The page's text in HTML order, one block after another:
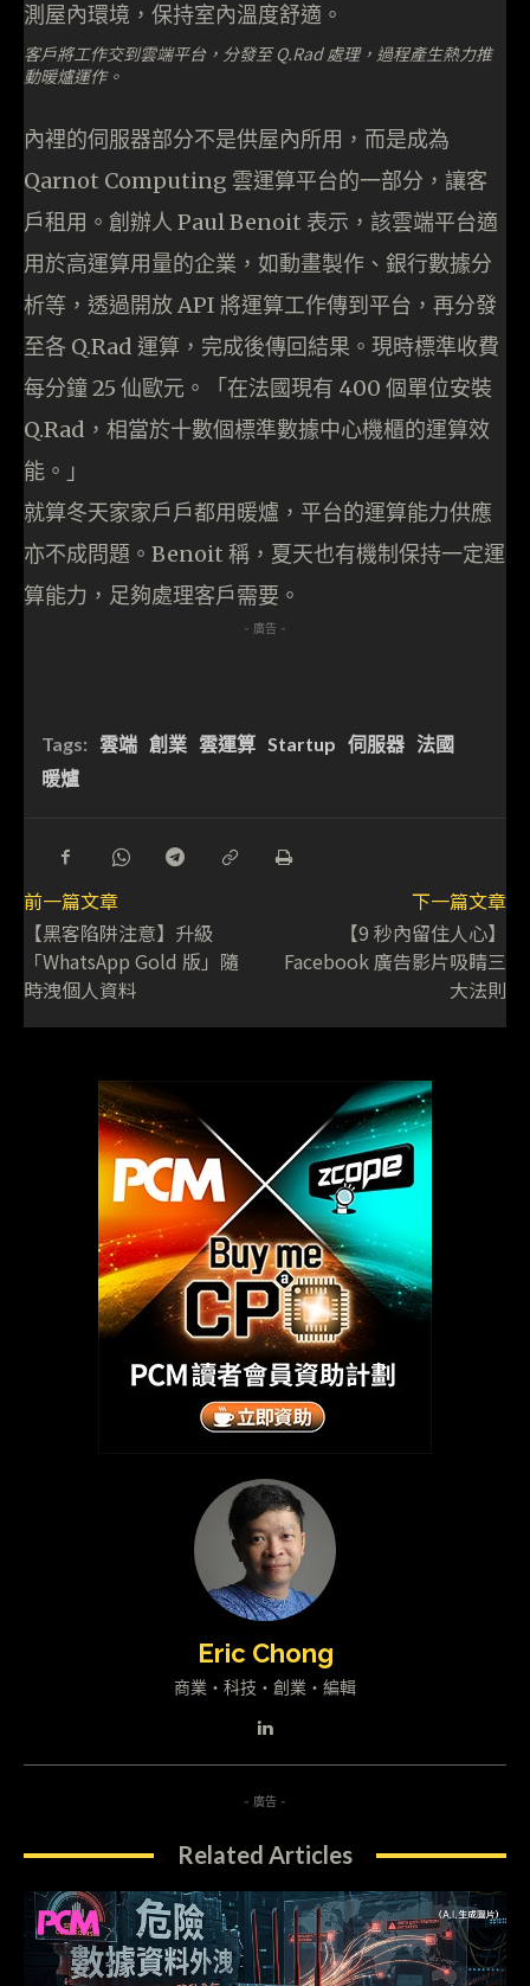
測屋內環境，保持室內溫度舒適。
客戶將工作交到雲端平台，分發至 Q.Rad 處理，過程產生熱力推
動暖爐運作。
內裡的伺服器部分不是供屋內所用，而是成為
Qarnot Computing 雲運算平台的一部分，讓客
戶租用。創辦人 Paul Benoit 表示，該雲端平台適
用於高運算用量的企業，如動畫製作、銀行數據分
析等，透過開放 API 將運算工作傳到平台，再分發
至各 Q.Rad 運算，完成後傳回結果。現時標準收費
每分鐘 25 仙歐元。「在法國現有 400 個單位安裝
Q.Rad，相當於十數個標準數據中心機櫃的運算效
能。」
就算冬天家家戶戶都用暖爐，平台的運算能力供應
亦不成問題。Benoit 稱，夏天也有機制保持一定運
算能力，足夠處理客戶需要。
- 廣告 -
Tags: 雲端 創業 雲運算 Startup 伺服器 法國
暖爐
前一篇文章
【黑客陷阱注意】升級
「WhatsApp Gold 版」隨
時洩個人資料
下一篇文章
【9 秒內留住人心】
Facebook 廣告影片吸睛三
大法則
Eric Chong
商業・科技・創業・編輯
- 廣告 -
Related Articles